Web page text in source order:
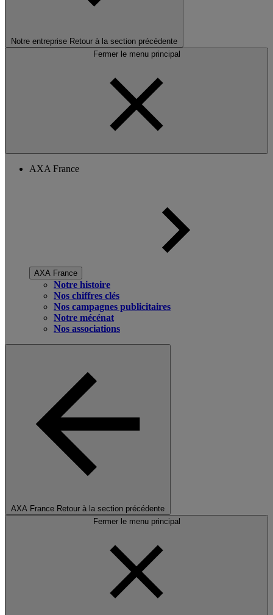
Notre entreprise Retour à la section précédente
Fermer le menu principal
AXA France
AXA France
Notre histoire
Nos chiffres clés
Nos campagnes publicitaires
Notre mécénat
Nos associations
AXA France Retour à la section précédente
Fermer le menu principal